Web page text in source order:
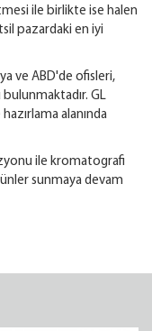
ile birlikte ise halen
pazardaki en iyi
ve ABD'de ofisleri,
GL
alanında
ile kromatografi
sunmaya devam